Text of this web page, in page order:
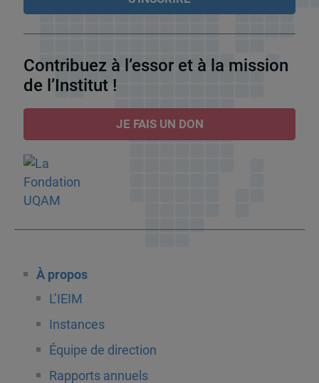
Contribuez à l’essor et à la mission
de l’Institut !
JE FAIS UN DON
À propos
L’IEIM
Instances
Équipe de direction
Rapports annuels